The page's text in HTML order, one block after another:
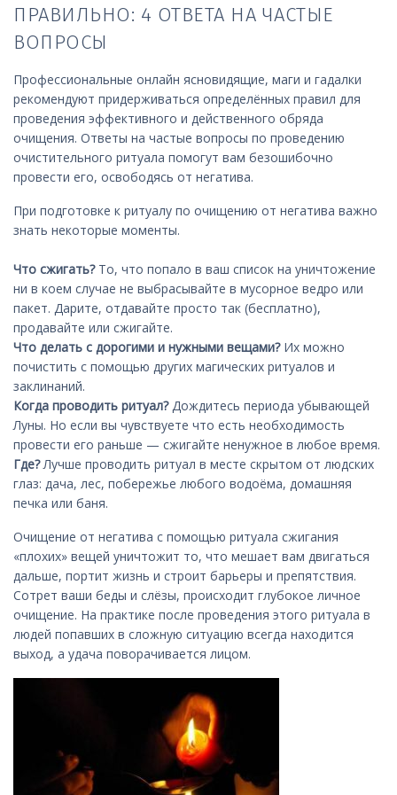
ПРАВИЛЬНО: 4 ОТВЕТА НА ЧАСТЫЕ
ВОПРОСЫ
Профессиональные онлайн ясновидящие, маги и гадалки
рекомендуют придерживаться определённых правил для
проведения эффективного и действенного обряда
очищения. Ответы на частые вопросы по проведению
очистительного ритуала помогут вам безошибочно
провести его, освободясь от негатива.
При подготовке к ритуалу по очищению от негатива важно
знать некоторые моменты.
Что сжигать?То, что попало в ваш список на уничтожение
ни в коем случае не выбрасывайте в мусорное ведро или
пакет. Дарите, отдавайте просто так (бесплатно),
продавайте или сжигайте.
Что делать с дорогими и нужными вещами?Их можно
почистить с помощью других магических ритуалов и
заклинаний.
Когда проводить ритуал?Дождитесь периода убывающей
Луны. Но если вы чувствуете что есть необходимость
провести его раньше — сжигайте ненужное в любое время.
Где?Лучше проводить ритуал в месте скрытом от людских
глаз: дача, лес, побережье любого водоёма, домашняя
печка или баня.
Очищение от негатива с помощью ритуала сжигания
«плохих» вещей уничтожит то, что мешает вам двигаться
дальше, портит жизнь и строит барьеры и препятствия.
Сотрет ваши беды и слёзы, происходит глубокое личное
очищение. На практике после проведения этого ритуала в
людей попавших в сложную ситуацию всегда находится
выход, а удача поворачивается лицом.